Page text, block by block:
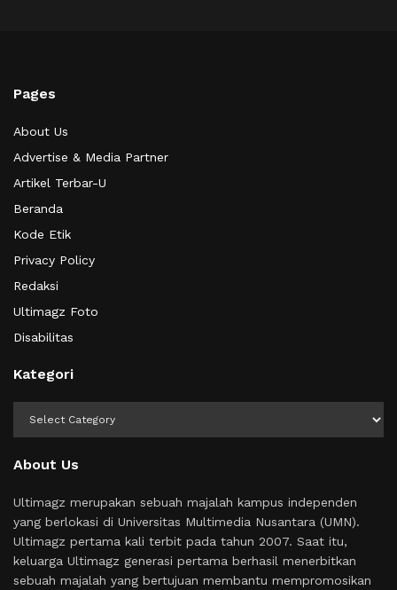
Pages
About Us
Advertise & Media Partner
Artikel Terbar-U
Beranda
Kode Etik
Privacy Policy
Redaksi
Ultimagz Foto
Disabilitas
Kategori
About Us
Ultimagz merupakan sebuah majalah kampus independen
yang berlokasi di Universitas Multimedia Nusantara (UMN).
Ultimagz pertama kali terbit pada tahun 2007. Saat itu,
keluarga Ultimagz generasi pertama berhasil menerbitkan
sebuah majalah yang bertujuan membantu mempromosikan